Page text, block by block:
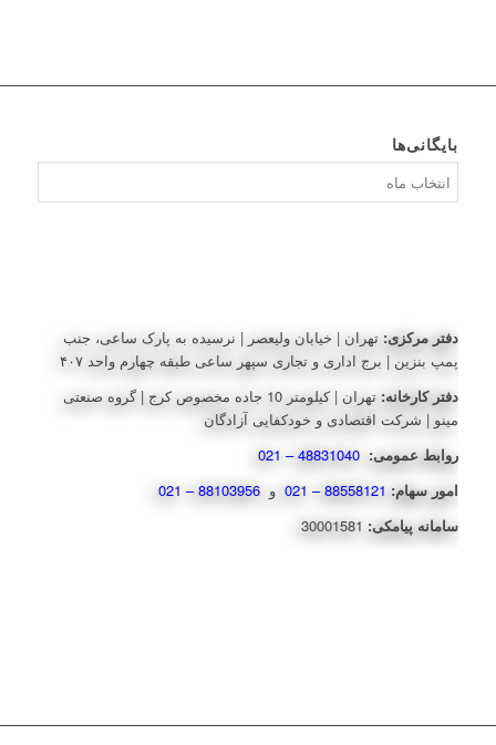
بایگانی‌ها
دفتر مرکزی: تهران | خیابان ولیعصر | نرسیده به پارک ساعی، جنب
پمپ بنزین | برج اداری و تجاری سپهر ساعی طبقه چهارم واحد ۴۰۷
دفتر کارخانه:
تهران | کیلومتر 10 جاده مخصوص کرج | گروه صنعتی
مینو | شرکت اقتصادی و خودکفایی آزادگان
روابط عمومی:
امور سهام: 88558121 – 021 و
سامانه پیامکی: